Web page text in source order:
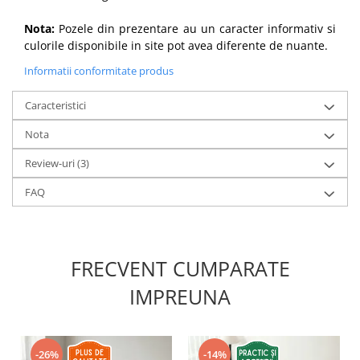
Nota: Pozele din prezentare au un caracter informativ si
culorile disponibile in site pot avea diferente de nuante.
Informatii conformitate produs
Caracteristici
Nota
Review-uri(3)
FAQ
FRECVENT CUMPARATE
IMPREUNA
-26% -14%